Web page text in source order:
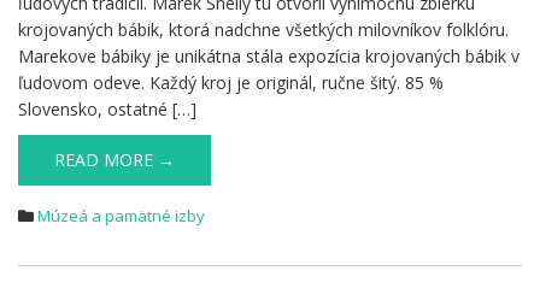
krojovaných bábik, ktorá nadchne všetkých milovníkov folklóru.
Marekove bábiky je unikátna stála expozícia krojovaných bábik v
ľudovom odeve. Každý kroj je originál, ručne šitý. 85 %
Slovensko, ostatné […]
READ MORE →
Múzeá a pamätné izby